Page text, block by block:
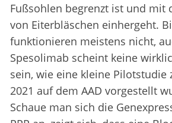
Fußsohlen begrenzt ist und mit
von Eiterbläschen einhergeht.
funktionieren meistens nicht,
Spesolimab scheint keine
sein, wie eine kleine Pilotstudie
2021 auf dem AAD vorgestellt
Schaue man sich die